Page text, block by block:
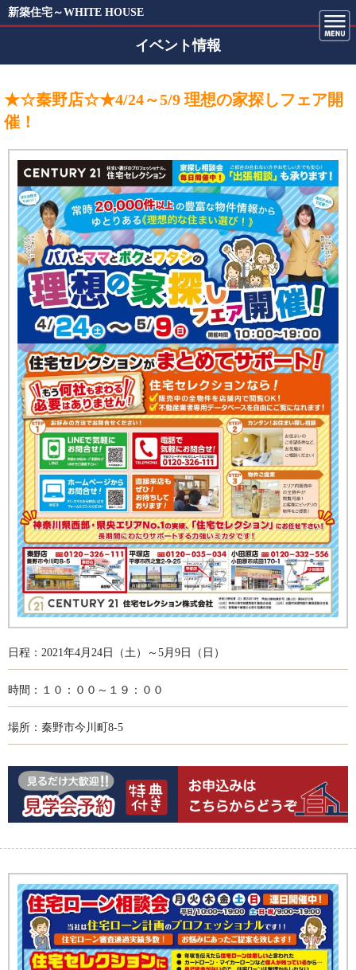
新築住宅～WHITE HOUSE
イベント情報
★☆秦野店☆★4/24～5/9 理想の家探しフェア開
催！
日程：2021年4月24日（土）～5月9日（日）
時間：１０：００～１９：００
場所：秦野市今川町8-5